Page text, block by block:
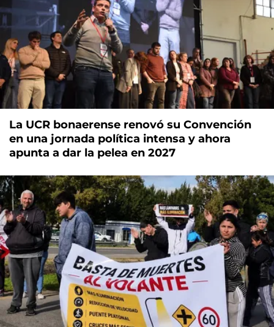
La UCR bonaerense renovó su Convención
en una jornada política intensa y ahora
apunta a dar la pelea en 2027